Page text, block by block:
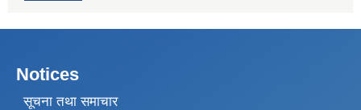
Notices
सूचना तथा समाचार